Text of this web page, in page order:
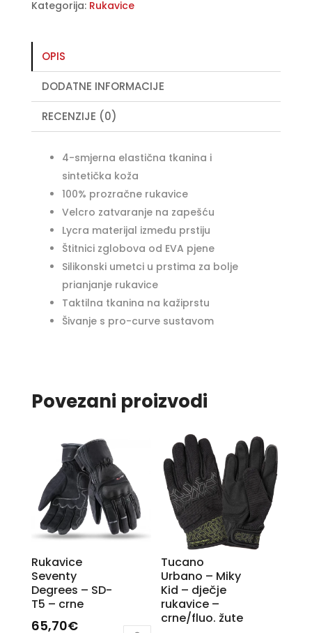
–
žute
količina
r
a
i
e
Kategorija: Rukavice
OPIS
DODATNE INFORMACIJE
RECENZIJE (0)
4-smjerna elastična tkanina i
sintetička koža
100% prozračne rukavice
Velcro zatvaranje na zapešću
Lycra materijal između prstiju
Štitnici zglobova od EVA pjene
Silikonski umetci u prstima za bolje
prianjanje rukavice
Taktilna tkanina na kažiprstu
Šivanje s pro-curve sustavom
Povezani proizvodi
Rukavice
Seventy
Degrees – SD-
T5 – crne
65,70€
Tucano
Urbano – Miky
Kid – dječje
rukavice –
crne/fluo. žute